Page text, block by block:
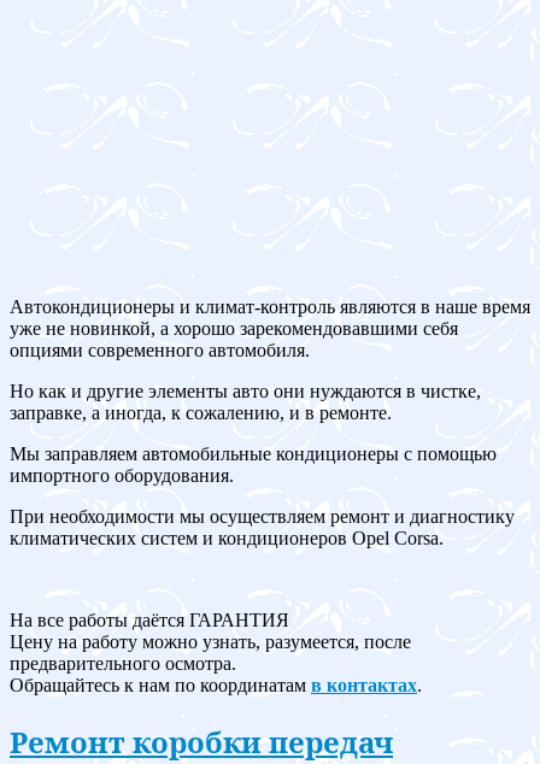
Автокондиционеры и климат-контроль являются в наше время
уже не новинкой, а хорошо зарекомендовавшими себя
опциями современного автомобиля.
Но как и другие элементы авто они нуждаются в чистке,
заправке, а иногда, к сожалению, и в ремонте.
Мы заправляем автомобильные кондиционеры с помощью
импортного оборудования.
При необходимости мы осуществляем ремонт и диагностику
климатических систем и кондиционеров Opel Corsa.
На все работы даётся ГАРАНТИЯ
Цену на работу можно узнать, разумеется, после
предварительного осмотра.
Обращайтесь к нам по координатам в контактах.
Ремонт коробки передач